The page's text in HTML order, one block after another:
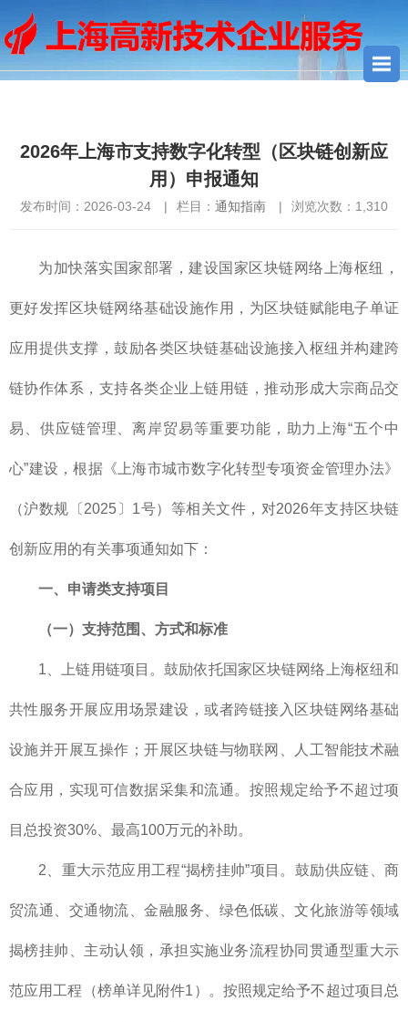
2026年上海市支持数字化转型（区块链创新应
用）申报通知
发布时间：2026-03-24 | 栏目： 通知指南 | 浏览次数： 1,310
为加快落实国家部署，建设国家区块链网络上海枢纽，
更好发挥区块链网络基础设施作用，为区块链赋能电子单证
应用提供支撑，鼓励各类区块链基础设施接入枢纽并构建跨
链协作体系，支持各类企业上链用链，推动形成大宗商品交
易、供应链管理、离岸贸易等重要功能，助力上海“五个中
心”建设，根据《上海市城市数字化转型专项资金管理办法》
（沪数规〔2025〕1号）等相关文件，对2026年支持区块链
创新应用的有关事项通知如下：
一、申请类支持项目
（一）支持范围、方式和标准
1、上链用链项目。鼓励依托国家区块链网络上海枢纽和
共性服务开展应用场景建设，或者跨链接入区块链网络基础
设施并开展互操作；开展区块链与物联网、人工智能技术融
合应用，实现可信数据采集和流通。按照规定给予不超过项
目总投资30%、最高100万元的补助。
2、重大示范应用工程“揭榜挂帅”项目。鼓励供应链、商
贸流通、交通物流、金融服务、绿色低碳、文化旅游等领域
揭榜挂帅、主动认领，承担实施业务流程协同贯通型重大示
范应用工程（榜单详见附件1）。按照规定给予不超过项目总